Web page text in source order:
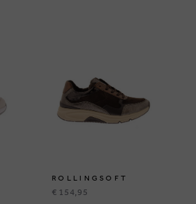
ROLLINGSOFT
€ 154,95